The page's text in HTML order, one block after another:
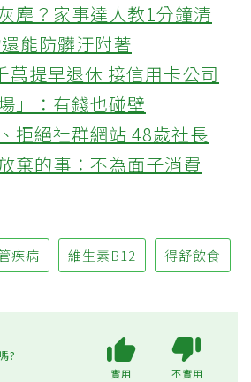
塵？家事達人教1分鐘清
能防髒汙附著
萬提早退休 接信用卡公司
」：有錢也碰壁
拒絕社群網站 48歲社長
棄的事：不為面子消費
疾病 維生素B12 得舒飲食
?
實用 不實用